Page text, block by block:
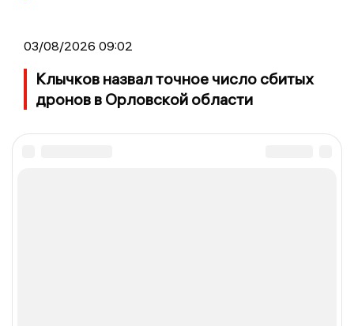
03/08/2026 09:02
Клычков назвал точное число сбитых
дронов в Орловской области